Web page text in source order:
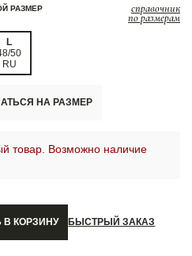
РАЗМЕР справочник
по размерам
L
50
RU
НА РАЗМЕР
товар. Возможно наличие
КОРЗИНУ БЫСТРЫЙ ЗАКАЗ